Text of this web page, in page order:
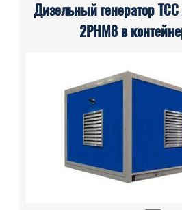
Дизельный генератор
2РНМ8 в